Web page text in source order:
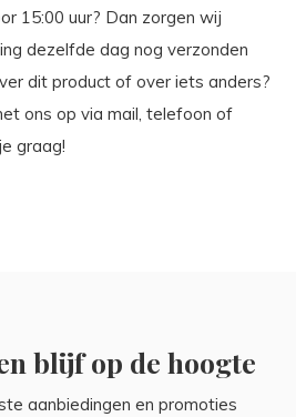
15:00 uur? Dan zorgen wij
dezelfde dag nog verzonden
dit product of over iets anders?
ons op via mail, telefoon of
graag!
blijf op de hoogte
aanbiedingen en promoties